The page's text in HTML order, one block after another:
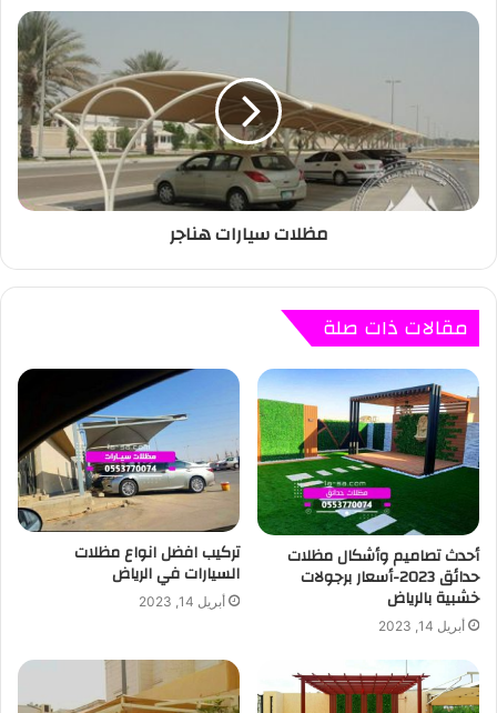
مظلات سيارات هناجر
مقالات ذات صلة
أحدث تصاميم وأشكال مظلات
حدائق 2023-أسعار برجولات
خشبية بالرياض
أبريل 14, 2023
تركيب افضل انواع مظلات
السيارات في الرياض
أبريل 14, 2023